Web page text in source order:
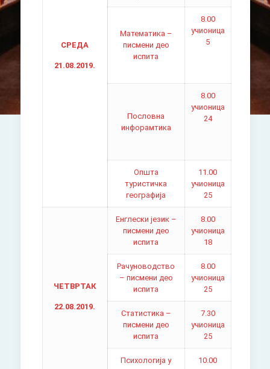
СРЕДА
21.08.2019.
Математика –
писмени део
испита
8.00
учионица
5
Пословна
инфорамтика
8.00
учионица
24
Општа
туристичка
географија
11.00
учионица
25
ЧЕТВРТАК
22.08.2019.
Енглески језик –
писмени део
испита
8.00
учионица
18
Рачуноводство
– писмени део
испита
8.00
учионица
25
Статистика –
писмени део
испита
7.30
учионица
25
Психологија у
10.00